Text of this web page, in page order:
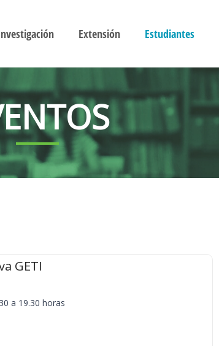
Extensión Estudiantes
GETI
a 19.30 horas